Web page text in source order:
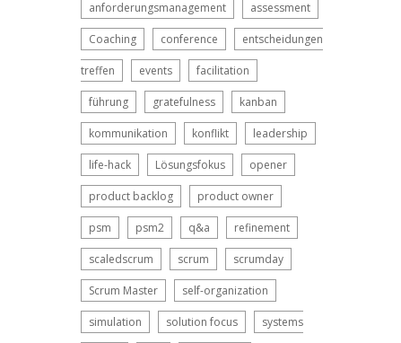
anforderungsmanagement assessment
Coaching conference entscheidungen
treffen events facilitation
führung gratefulness kanban
kommunikation konflikt leadership
life-hack Lösungsfokus opener
product backlog product owner
psm psm2 q&a refinement
scaledscrum scrum scrumday
Scrum Master self-organization
simulation solution focus systems